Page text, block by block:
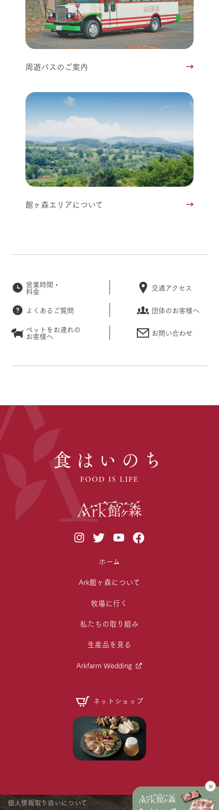
周遊バスのご案内
館ヶ森エリアについて
営業時間・
料金 交通アクセス
よくあるご質問
団体のお客様へ
ペットをお連れの
お客様へ お問い合わせ
食はいのち
FOOD IS LIFE
ホーム
Ark館ヶ森について
牧場に行く
私たちの取り組み
生産品を見る
Arkfarm Wedding
ネットショップ
個人情報取り扱いについて